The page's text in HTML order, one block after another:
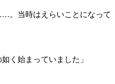
。当時はえらいことになって
く始まっていました」